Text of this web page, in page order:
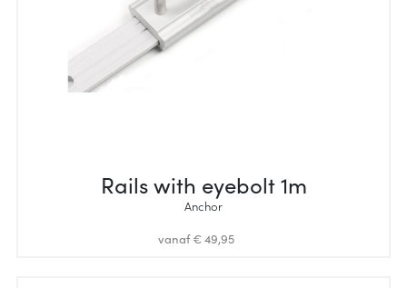
Rails with eyebolt 1m
Anchor
vanaf € 49,95